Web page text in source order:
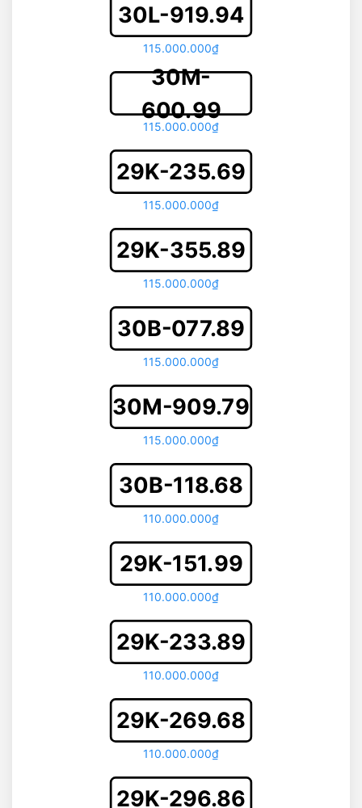
30L-919.94
115.000.000₫
30M-
600.99
115.000.000₫
29K-235.69
115.000.000₫
29K-355.89
115.000.000₫
30B-077.89
115.000.000₫
30M-909.79
115.000.000₫
30B-118.68
110.000.000₫
29K-151.99
110.000.000₫
29K-233.89
110.000.000₫
29K-269.68
110.000.000₫
29K-296.86